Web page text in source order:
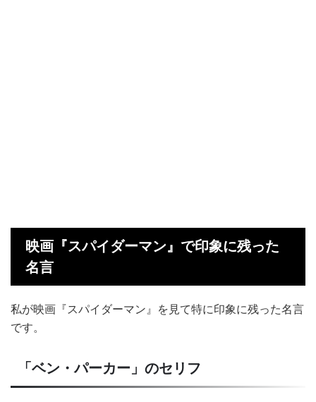
映画『スパイダーマン』で印象に残った
名言
私が映画『スパイダーマン』を見て特に印象に残った名言
です。
「ベン・パーカー」のセリフ